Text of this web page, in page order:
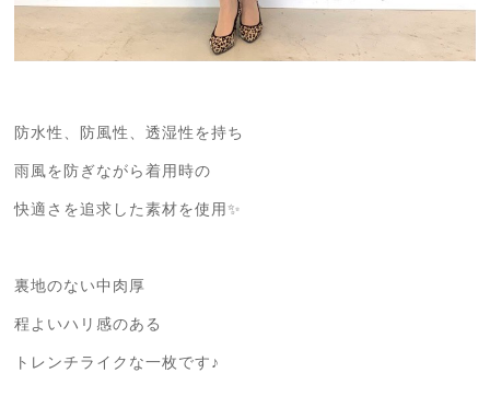
防水性、防風性、透湿性を持ち
雨風を防ぎながら着用時の
快適さを追求した素材を使用✨
裏地のない中肉厚
程よいハリ感のある
トレンチライクな一枚です♪